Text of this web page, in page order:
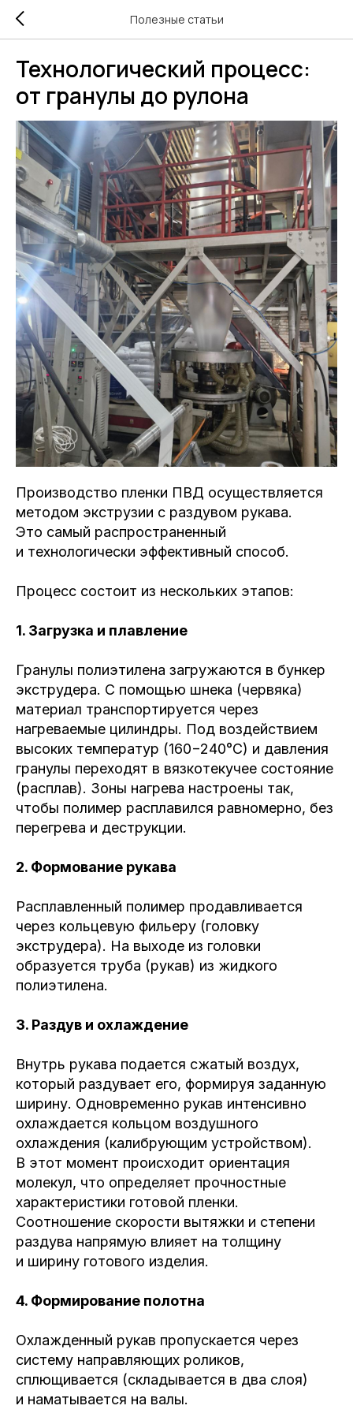
Полезные статьи
Технологический процесс:
от гранулы до рулона
Производство пленки ПВД осуществляется
методом экструзии с раздувом рукава.
Это самый распространенный
и технологически эффективный способ.
Процесс состоит из нескольких этапов:
1. Загрузка и плавление
Гранулы полиэтилена загружаются в бункер
экструдера. С помощью шнека (червяка)
материал транспортируется через
нагреваемые цилиндры. Под воздействием
высоких температур (160−240°C) и давления
гранулы переходят в вязкотекучее состояние
(расплав). Зоны нагрева настроены так,
чтобы полимер расплавился равномерно, без
перегрева и деструкции.
2. Формование рукава
Расплавленный полимер продавливается
через кольцевую фильеру (головку
экструдера). На выходе из головки
образуется труба (рукав) из жидкого
полиэтилена.
3. Раздув и охлаждение
Внутрь рукава подается сжатый воздух,
который раздувает его, формируя заданную
ширину. Одновременно рукав интенсивно
охлаждается кольцом воздушного
охлаждения (калибрующим устройством).
В этот момент происходит ориентация
молекул, что определяет прочностные
характеристики готовой пленки.
Соотношение скорости вытяжки и степени
раздува напрямую влияет на толщину
и ширину готового изделия.
4. Формирование полотна
Охлажденный рукав пропускается через
систему направляющих роликов,
сплющивается (складывается в два слоя)
и наматывается на валы.